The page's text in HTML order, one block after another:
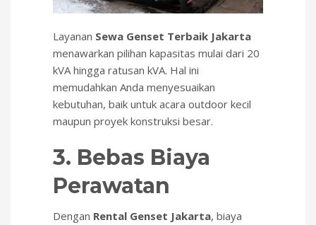
Layanan Sewa Genset Terbaik Jakarta
menawarkan pilihan kapasitas mulai dari 20
kVA hingga ratusan kVA. Hal ini
memudahkan Anda menyesuaikan
kebutuhan, baik untuk acara outdoor kecil
maupun proyek konstruksi besar.
3. Bebas Biaya
Perawatan
Dengan Rental Genset Jakarta, biaya